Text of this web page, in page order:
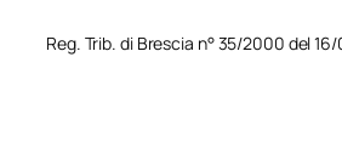
Reg. Trib. di Brescia n° 35/2000 del